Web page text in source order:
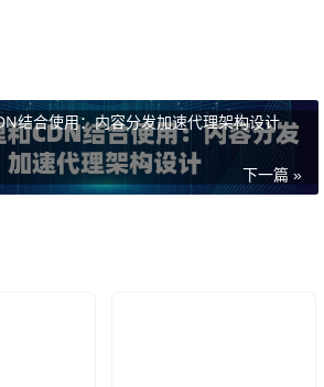
结合使用：内容分发加速代理架构设计
下一篇 »